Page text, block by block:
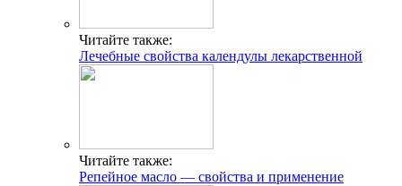
Читайте также:
Лечебные свойства календулы лекарственной
Читайте также:
Репейное масло — свойства и применение